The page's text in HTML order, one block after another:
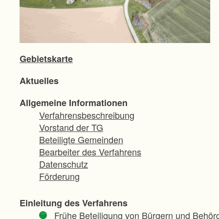
Gebietskarte
Aktuelles
Allgemeine Informationen
Verfahrensbeschreibung
Vorstand der TG
Beteiligte Gemeinden
Bearbeiter des Verfahrens
Datenschutz
Förderung
Einleitung des Verfahrens
Frühe Beteiligung von Bürgern und